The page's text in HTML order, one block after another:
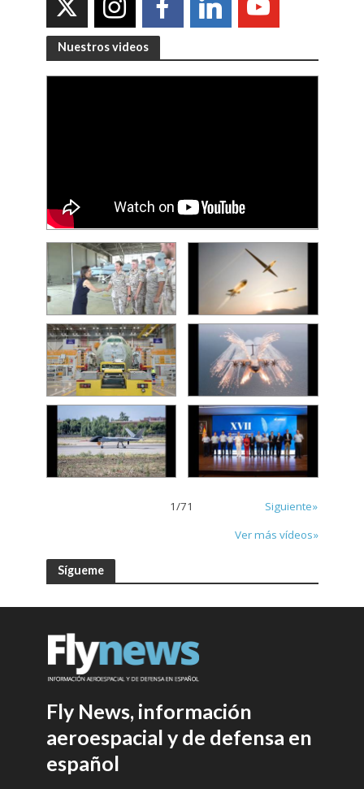
Nuestros videos
1/71
Siguiente»
Ver más vídeos»
Sígueme
Fly News, información
aeroespacial y de defensa en
español